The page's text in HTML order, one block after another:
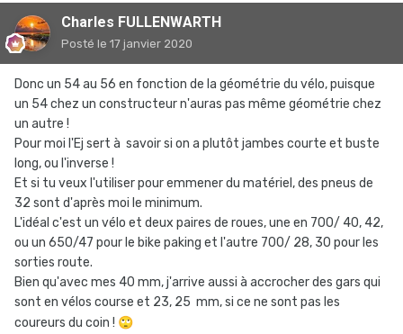
Charles FULLENWARTH
Posté le 17 janvier 2020
Donc un 54 au 56 en fonction de la géométrie du vélo, puisque
un 54 chez un constructeur n'auras pas même géométrie chez
un autre !
Pour moi l'Ej sert à savoir si on a plutôt jambes courte et buste
long, ou l'inverse !
Et si tu veux l'utiliser pour emmener du matériel, des pneus de
32 sont d'après moi le minimum.
L'idéal c'est un vélo et deux paires de roues, une en 700/ 40, 42,
ou un 650/47 pour le bike paking et l'autre 700/ 28, 30 pour les
sorties route.
Bien qu'avec mes 40 mm, j'arrive aussi à accrocher des gars qui
sont en vélos course et 23, 25 mm, si ce ne sont pas les
coureurs du coin ! 🙄